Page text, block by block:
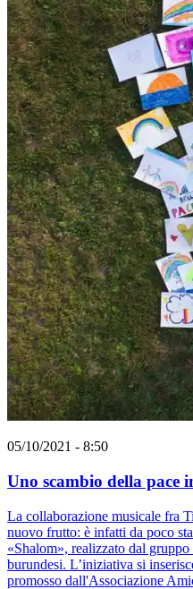
05/10/2021 - 8:50
Uno scambio della pace
La collaborazione musicale fra
nuovo frutto: è infatti da poco
«Shalom», realizzato dal
burundesi. L’iniziativa si
promosso dall'Associazione